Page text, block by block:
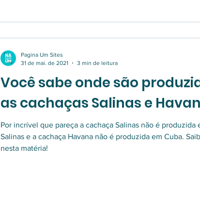
Você sabe onde são
as cachaças Salinas e
Por incrível que pareça a cachaça Salinas não é produzida
Salinas e a cachaça Havana não é produzida em Cuba.
nesta matéria!
Pagina Um Sites
31 de mai. de 2021
3 min de leitura